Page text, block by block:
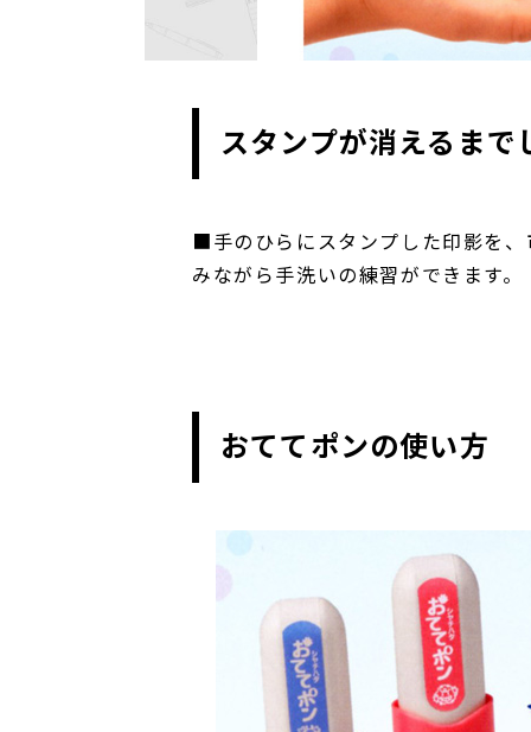
スタンプが消えるま
■手のひらにスタンプした印影を
みながら手洗いの練習ができます。
おててポンの使い方